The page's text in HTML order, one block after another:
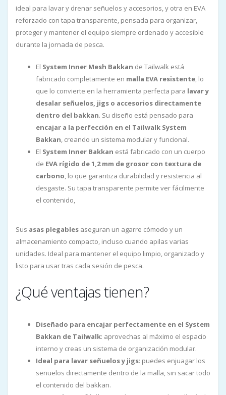
ideal para lavar y drenar señuelos y accesorios, y otra en EVA
reforzado con tapa transparente, pensada para organizar,
proteger y mantener el equipo siempre ordenado y accesible
durante la jornada de pesca.
El System Inner Mesh Bakkan de Tailwalk está
fabricado completamente en malla EVA resistente, lo
que lo convierte en la herramienta perfecta para lavar y
desalar señuelos, jigs o accesorios directamente
dentro del bakkan. Su diseño está pensado para
encajar a la perfección en el Tailwalk System
Bakkan, creando un sistema modular y funcional.
El System Inner Bakkan está fabricado con un cuerpo
de EVA rígido de 1,2 mm de grosor con textura de
carbono, lo que garantiza durabilidad y resistencia al
desgaste. Su tapa transparente permite ver fácilmente
el contenido,
Sus asas plegables aseguran un agarre cómodo y un
almacenamiento compacto, incluso cuando apilas varias
unidades. Ideal para mantener el equipo limpio, organizado y
listo para usar tras cada sesión de pesca.
¿Qué ventajas tienen?
Diseñado para encajar perfectamente en el System
Bakkan de Tailwalk: aprovechas al máximo el espacio
interno y creas un sistema de organización modular.
Ideal para lavar señuelos y jigs: puedes enjuagar los
señuelos directamente dentro de la malla, sin sacar todo
el contenido del bakkan.